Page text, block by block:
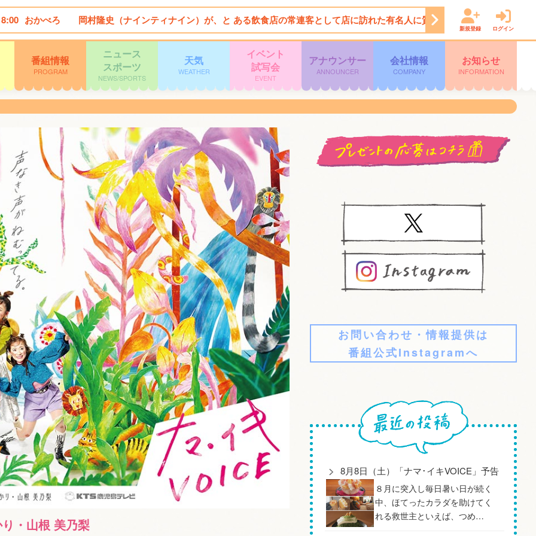
おかべろ 岡村隆史（ナインティナイン）が、と ある飲食店の常連客として店に訪れた有名人に質問していくという“シチ
新規登録 ログイン
番組情報
PROGRAM
ニュース
スポーツ
NEWS/SPORTS
天気
WEATHER
イベント
試写会
EVENT
アナウンサー
ANNOUNCER
会社情報
COMPANY
お知らせ
INFORMATION
・山根 美乃梨
お問い合わせ・情報提供は
番組公式Instagramへ
8月8日（土）「ナマ･イキVOICE」予告
８月に突入し毎日暑い日が続く
中、ほてったカラダを助けてく
れる救世主といえば、つめ…